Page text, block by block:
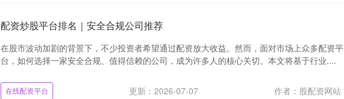
配资炒股平台排名｜安全合规公司推荐
在股市波动加剧的背景下，不少投资者希望通过配资放大收益。然而，面对市场上众多配资平
台，如何选择一家安全合规、值得信赖的公司，成为许多人的核心关切。本文将基于行业....
在线配资平台 更新：2026-07-07
作者：股配资网站